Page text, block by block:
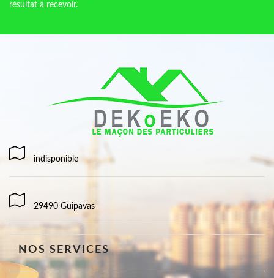
résultat à recevoir.
indisponible
29490 Guipavas
NOS SERVICES